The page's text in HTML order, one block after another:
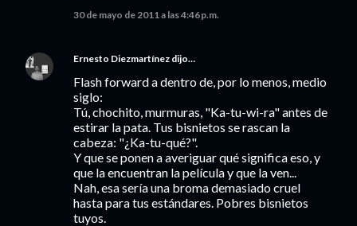
30 de mayo de 2011 a las 4:46 p.m.
Ernesto Diezmartínez dijo…
Flash forward a dentro de, por lo menos, medio
siglo:
Tú, chochito, murmuras, "Ka-tu-wi-ra" antes de
estirar la pata. Tus bisnietos se rascan la
cabeza: "¿Ka-tu-qué?".
Y que se ponen a averiguar qué significa eso, y
que la encuentran la película y que la ven...
Nah, esa sería una broma demasiado cruel
hasta para tus estándares. Pobres bisnietos
tuyos.